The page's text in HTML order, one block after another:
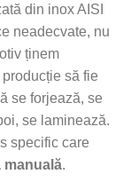
din inox AISI
neadecvate, nu
ținem
să fie
se forjează, se
se laminează.
specific care
manuală.